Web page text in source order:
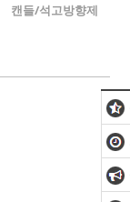
캔들/석고방향제